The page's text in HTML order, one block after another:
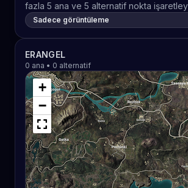
fazla 5 ana ve 5 alternatif nokta
Sadece görüntüleme
ERANGEL
0 ana • 0 alternatif
+
−